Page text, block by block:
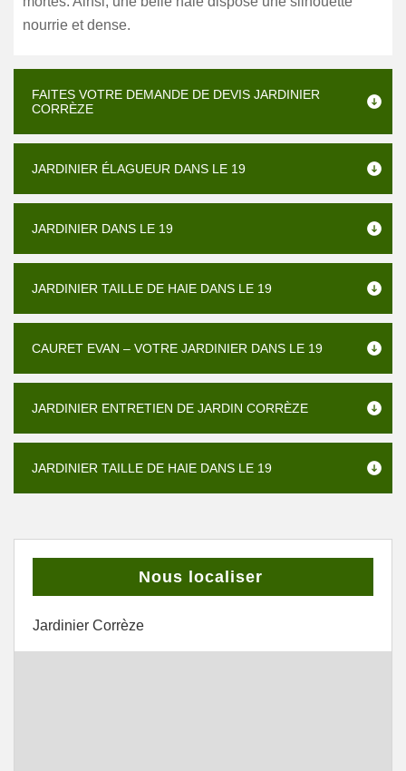
nourrie et dense.
FAITES VOTRE DEMANDE DE DEVIS JARDINIER
CORRÈZE
JARDINIER ÉLAGUEUR DANS LE 19
JARDINIER DANS LE 19
JARDINIER TAILLE DE HAIE DANS LE 19
CAURET EVAN – VOTRE JARDINIER DANS LE 19
JARDINIER ENTRETIEN DE JARDIN CORRÈZE
JARDINIER TAILLE DE HAIE DANS LE 19
Nous localiser
Jardinier Corrèze